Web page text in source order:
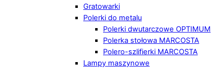
Gratowarki
Polerki do metalu
Polerki dwutarczowe OPTIMUM
Polerka stołowa MARCOSTA
Polero-szlifierki MARCOSTA
Lampy maszynowe